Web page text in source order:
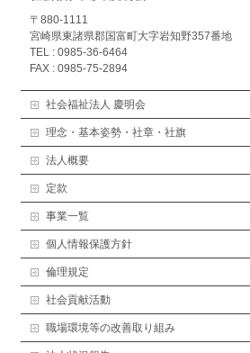
〒880-1111
宮崎県東諸県郡国富町大字岩知野357番地
TEL : 0985-36-6464
FAX : 0985-75-2894
社会福祉法人 慶明会
理念・基本姿勢・社章・社旗
法人概要
定款
事業一覧
個人情報保護方針
倫理規定
社会貢献活動
職場環境等の改善取り組み